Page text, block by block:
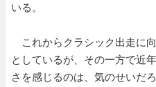
いる。
これからクラシック出走に
としているが、その一方で近
さを感じるのは、気のせいだろ